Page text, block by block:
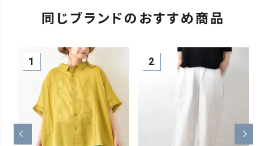
同じブランドのおすすめ商品